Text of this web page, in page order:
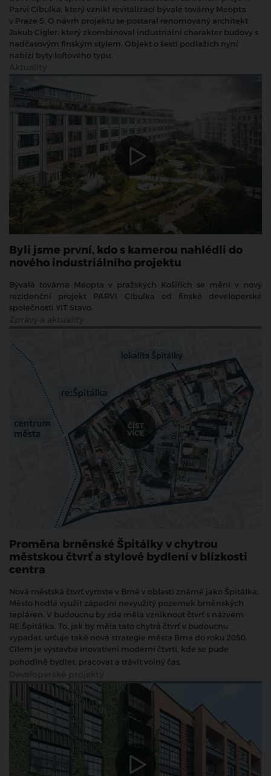
Parvi Cibulka, který vznikl revitalizací bývalé továrny Meopta
v Praze 5. O návrh projektu se postaral renomovaný architekt
Jakub Cigler, který zkombinoval industriální charakter budovy s
nadčasovým finským stylem. Objekt o šesti podlažích nyní
nabízí byty loftového typu.
Byli jsme první, kdo s kamerou nahlédli do
nového industriálního projektu
Bývalá továrna Meopta v pražských Košířích se mění v nový
rezidenční projekt PARVI Cibulka od finské developerské
společnosti YIT Stavo.
Proměna brněnské Špitálky v chytrou
městskou čtvrť a stylové bydlení v blízkosti
centra
Nová městská čtvrť vyroste v Brně v oblasti známé jako Špitálka.
Město hodlá využít západní nevyužitý pozemek brněnských
tepláren. V budoucnu by zde měla vzniknout čtvrť s názvem
RE:Špitálka. To, jak by měla tato chytrá čtvrť v budoucnu
vypadat, určuje také nová strategie města Brna do roku 2050.
Cílem je výstavba inovativní moderní čtvrti, kde se pude
pohodlně bydlet, pracovat a trávit volný čas.